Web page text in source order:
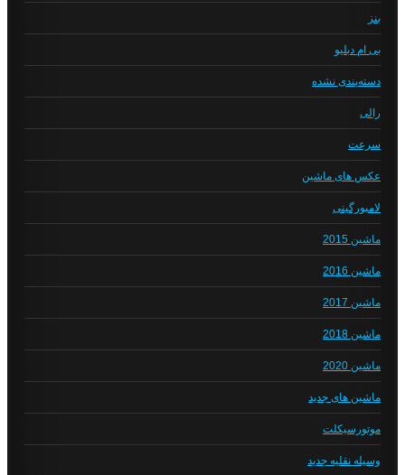
بنز
بی ام دبلیو
دسته‌بندی نشده
رالی
سرعت
عکس های ماشین
لامبورگینی
ماشین 2015
ماشین 2016
ماشین 2017
ماشین 2018
ماشین 2020
ماشین های جدید
موتورسیکلت
وسیله نقلیه جدید